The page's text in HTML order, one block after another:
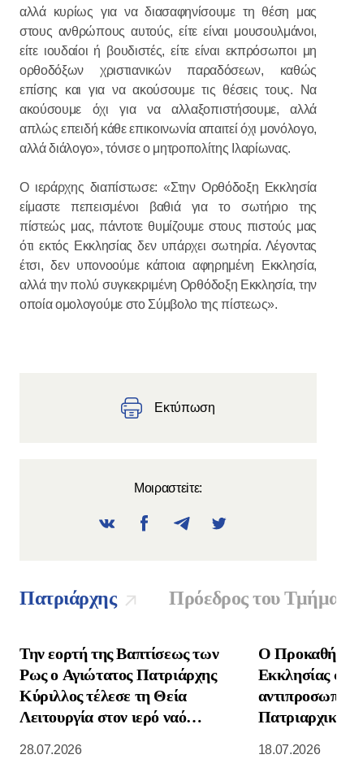
αλλά κυρίως για να διασαφηνίσουμε τη θέση μας
στους ανθρώπους αυτούς, είτε είναι μουσουλμάνοι,
είτε ιουδαίοι ή βουδιστές, είτε είναι εκπρόσωποι μη
ορθοδόξων χριστιανικών παραδόσεων, καθώς
επίσης και για να ακούσουμε τις θέσεις τους. Να
ακούσουμε όχι για να αλλαξοπιστήσουμε, αλλά
απλώς επειδή κάθε επικοινωνία απαιτεί όχι μονόλογο,
αλλά διάλογο», τόνισε ο μητροπολίτης Ιλαρίωνας.
Ο ιεράρχης διαπίστωσε: «Στην Ορθόδοξη Εκκλησία
είμαστε πεπεισμένοι βαθιά για το σωτήριο της
πίστεώς μας, πάντοτε θυμίζουμε στους πιστούς μας
ότι εκτός Εκκλησίας δεν υπάρχει σωτηρία. Λέγοντας
έτσι, δεν υπονοούμε κάποια αφηρημένη Εκκλησία,
αλλά την πολύ συγκεκριμένη Ορθόδοξη Εκκλησία, την
οποία ομολογούμε στο Σύμβολο της πίστεως».
Εκτύπωση
Μοιραστεiτε:
Πατριάρχης Πρόεδρος του
Την εορτή της Βαπτίσεως των
Ρως ο Αγιώτατος Πατριάρχης
Κύριλλος τέλεσε τη Θεία
Λειτουργία στον ιερό ναό
Κρεμλίνο της Μόσχας
28.07.2026
Ο
Εκκλησίας
18.07.2026